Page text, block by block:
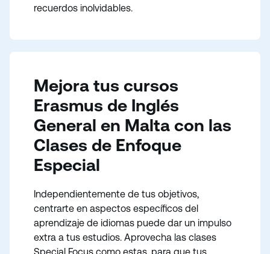
recuerdos inolvidables.
Mejora tus cursos
Erasmus de Inglés
General en Malta con las
Clases de Enfoque
Especial
Independientemente de tus objetivos,
centrarte en aspectos específicos del
aprendizaje de idiomas puede dar un impulso
extra a tus estudios. Aprovecha las clases